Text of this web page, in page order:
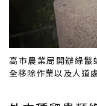
高市農業局開辦綠鬣
全移除作業以及人道